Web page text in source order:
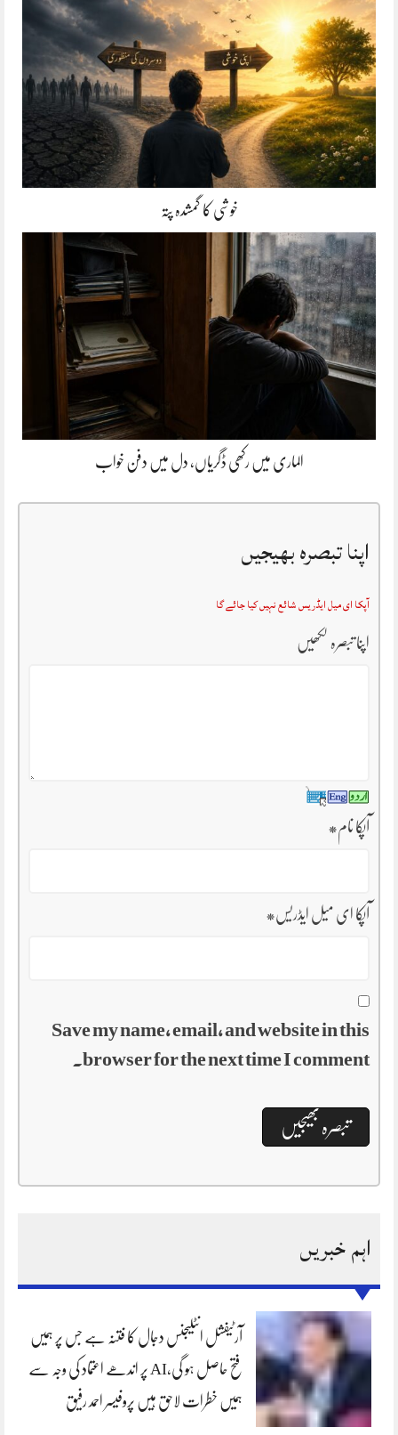
خوشی کا گمشدہ پتہ
الماری میں رکھی ڈگریاں، دل میں دفن خواب
اپنا تبصرہ بھیجیں
آپکا ای میل ایڈریس شائع نہیں کیا جائے گا
اپنا تبصرہ لکھیں
آپکا نام*
آپکا ای میل ایڈریس*
Save my name, email, and website in this
browser for the next time I comment.
اہم خبریں
آرٹیفشل انٹلیجنس دجال کا فتنہ ہے جس پر ہمیں
فتح حاصل ہو گی،AI پر اندھے اعتماد کی وجہ سے
ہمیں خطرات لاحق ہیں پروفیسر احمد رفیق